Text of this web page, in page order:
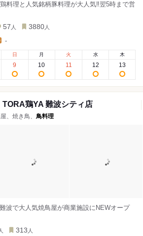
料理と人気銘柄豚料理が大人気‼翌5時まで営
57 人 3880 人
-
日
9
月
10
火
11
水
12
木
13
鶏YA 難波シティ店
、焼き鳥、 鳥料理
波で大人気焼鳥屋が商業施設にNEWオープ
人 313 人